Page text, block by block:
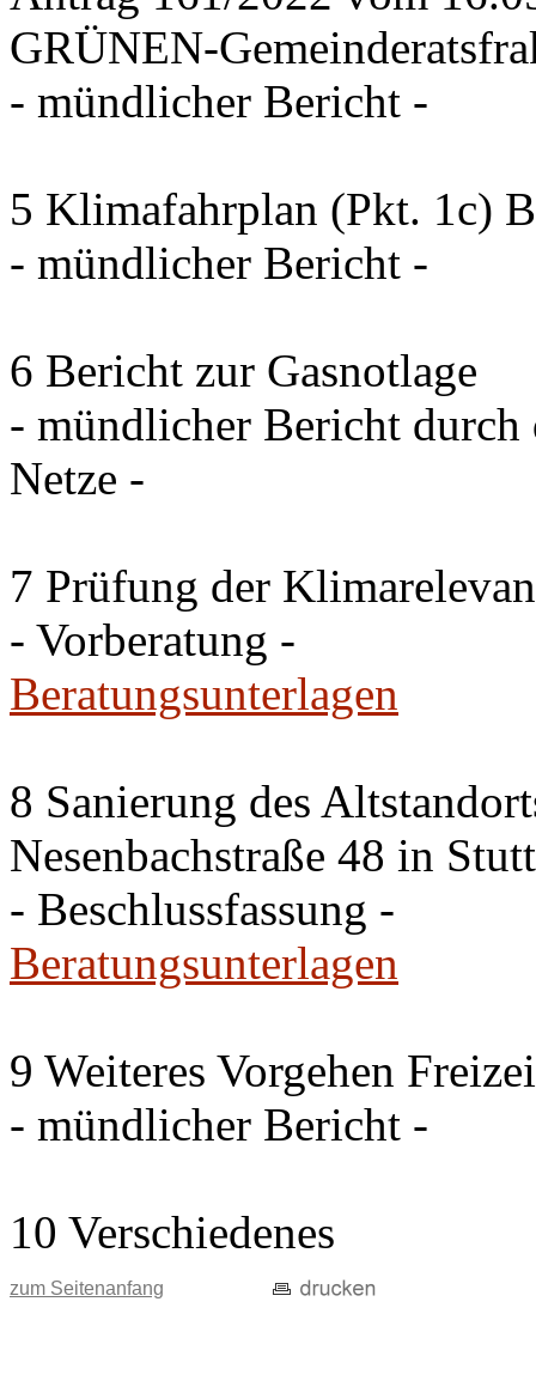
GRÜNEN-
- mündlicher Bericht -
5 Klimafahrplan (Pkt. 1c)
- mündlicher Bericht -
6 Bericht zur Gasnotlage
- mündlicher Bericht
Netze -
7 Prüfung der
- Vorberatung -
Beratungsunterlagen
8 Sanierung des
Nesenbachstraße 48 in
- Beschlussfassung -
Beratungsunterlagen
9 Weiteres Vorgehen
- mündlicher Bericht -
10 Verschiedenes
zum Seitenanfang